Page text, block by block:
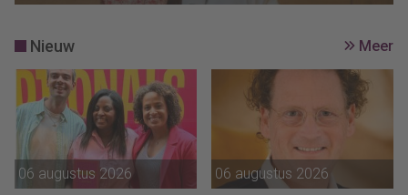
Nieuw Meer
06 augustus 2026 06 augustus 2026